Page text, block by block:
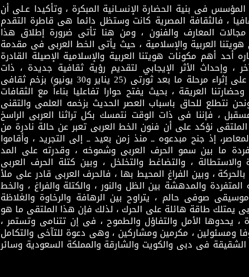
فى بنية الحضارة الإنسـانية المبكرة ، وتأكيدا عـلى أن
، فالثقافة المصرية كانت وستظل دائما هى قاطرة التقدم
المعارف والفنون ، ومن هنا تأتى ضرورة إطلاق هذا
هويتنا العربية والإسلامية ، حيث يأتى الخط العربى فى مقدمة
أحد أهم مكونات هويتنا العربية والإسلامية الإصيلة القادرة
، وإحداث الأثر الإيجابي لتقديم رؤية ثقافية جديدة ، ذات
مضمون ثقافى قادر على إثراء مرحلة ما بعد ثورتى (25 يناير و30 يونيو) بزخم ثقافى
العريقة ، بحيث يفتح حوارا تفاعليا بناءاً مع الثقافات
نتطلع للحاق باسباب العصر الحديث بزخمه العلمى والتقنى
، فإننا فى ذات الوقت نتمسك بكل تراثنا العربى الراسخ
الملتقى نؤكد على أن فنون الخط العربى تعبر عن حالة نادرة من
إذ جنح مبدعوه ــ منذ زمن بعيد ــ إلى التجريد ، وأقاموا
ما بين سمو الحرف العربى وشموخه ، وقدرته على المد
والاستطالة ، والتضاغط والتخلخل ، وبين كتلة الحرف العربى
، وبين الفراغ المحيط بها ، فالحرف العربى قادر على ملأ
المتفردة والمدهشة بين الظل والنور ، والكتلة والفراغ ، والخط
صوفى حالم ، يتراوح بين الرهافة والرخاوة والغلاظة
يمتلك طاقة هائلة على الحرك ، لذلك فإن هذا الملتقى ما هو
، يحدوها الأمل والتفاؤل والطموح ، فى إن تتنامى وتستمر ،
ومسئولين ، مكرمين ومشاركين ، وهى دعوة للتآخى والتكامل
الشقيقة فى دبى والكويت والشارقة والمملكة السعودية وسائر